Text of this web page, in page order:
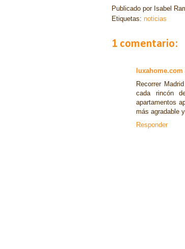
Publicado por Isabel
Etiquetas: noticias
1 comentario:
luxahome.com
Recorrer
cada rincón
apartamentos
más agradable
Responder